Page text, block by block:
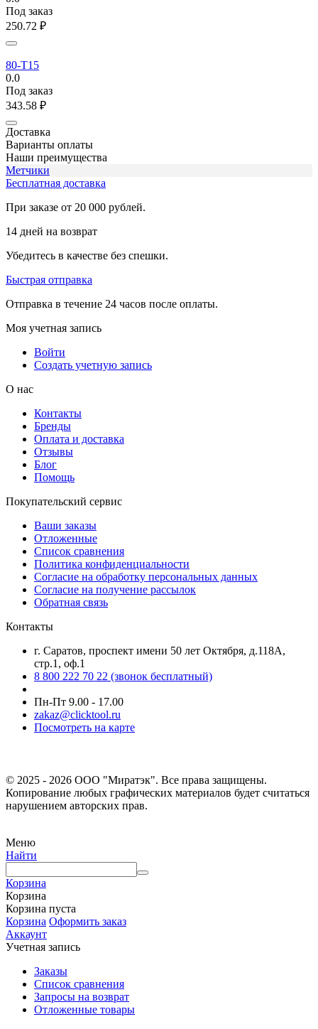
Под заказ
250.72 ₽
80-T15
0.0
Под заказ
343.58 ₽
Доставка
Варианты оплаты
Наши преимущества
Метчики
Бесплатная доставка
При заказе от 20 000 рублей.
14 дней на возврат
Убедитесь в качестве без спешки.
Быстрая отправка
Отправка в течение 24 часов после оплаты.
Моя учетная запись
Войти
Создать учетную запись
О нас
Контакты
Бренды
Оплата и доставка
Отзывы
Блог
Помощь
Покупательский сервис
Ваши заказы
Отложенные
Список сравнения
Политика конфиденциальности
Согласие на обработку персональных данных
Согласие на получение рассылок
Обратная связь
Контакты
г. Саратов, проспект имени 50 лет Октября, д.118А,
стр.1, оф.1
8 800 222 70 22 (звонок бесплатный)
Пн-Пт 9.00 - 17.00
zakaz@clicktool.ru
Посмотреть на карте
© 2025 - 2026 ООО "Миратэк". Все права защищены.
Копирование любых графических материалов будет считаться
нарушением авторских прав.
Меню
Найти
Корзина
Корзина
Корзина пуста
Корзина Оформить заказ
Аккаунт
Учетная запись
Заказы
Список сравнения
Запросы на возврат
Отложенные товары